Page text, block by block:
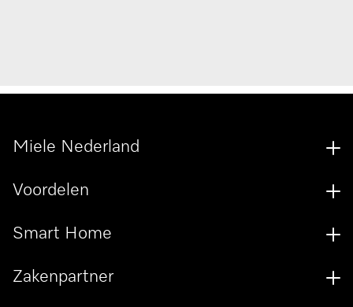
Miele Nederland
Voordelen
Smart Home
Zakenpartner